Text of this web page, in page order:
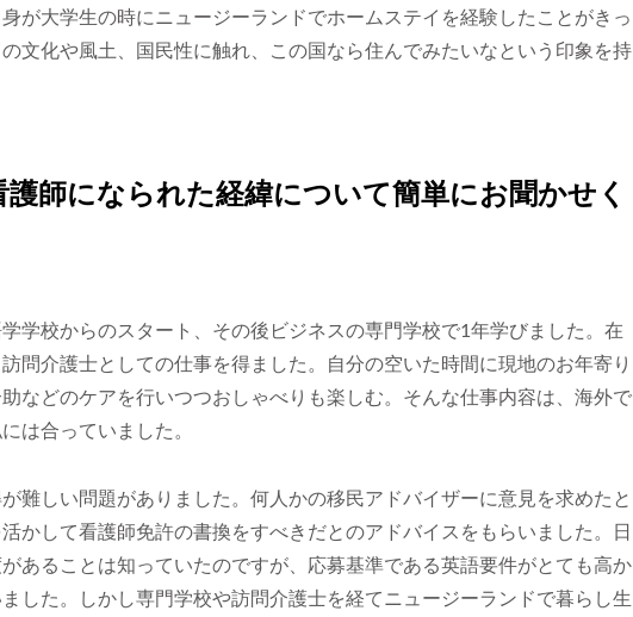
が大学生の時にニュージーランドでホームステイを経験したことがきっ
文化や風土、国民性に触れ、この国なら住んでみたいなという印象を持
師になられた経緯について簡単にお聞かせく
学校からのスタート、その後ビジネスの専門学校で1年学びました。在
問介護士としての仕事を得ました。自分の空いた時間に現地のお年寄り
などのケアを行いつつおしゃべりも楽しむ。そんな仕事内容は、海外で
は合っていました。
難しい問題がありました。何人かの移民アドバイザーに意見を求めたと
かして看護師免許の書換をすべきだとのアドバイスをもらいました。日
あることは知っていたのですが、応募基準である英語要件がとても高か
した。しかし専門学校や訪問介護士を経てニュージーランドで暮らし生